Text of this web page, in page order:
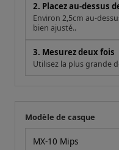
2. Placez au-dessus
Environ 2,5cm au-
bien ajusté..
3. Mesurez deux fois
Utilisez la plus grande
Votre mesure
Modèle de casque